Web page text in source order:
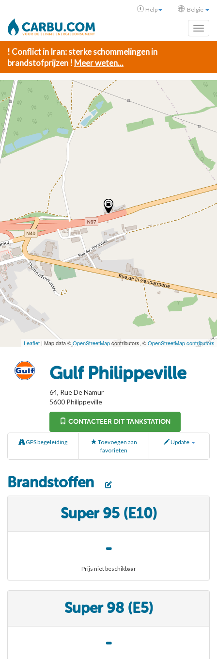
Help België
! Conflict in Iran: sterke schommelingen in
brandstofprijzen ! Meer weten...
Leaflet | Map data ©OpenStreetMapcontributors, ©OpenStreetMap contributors
Gulf Philippeville
64, Rue De Namur
5600 Philippeville
CONTACTEER DIT TANKSTATION
GPS begeleiding
Toevoegen aan
favorieten
Update
Brandstoffen
Super 95 (E10)
-
Prijs niet beschikbaar
Super 98 (E5)
-